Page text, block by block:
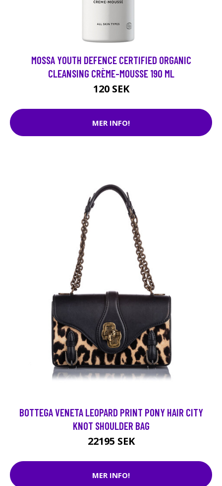
MOSSA YOUTH DEFENCE CERTIFIED ORGANIC
CLEANSING CRÈME-MOUSSE 190 ML
120 SEK
MER INFO!
BOTTEGA VENETA LEOPARD PRINT PONY HAIR CITY
KNOT SHOULDER BAG
22195 SEK
MER INFO!